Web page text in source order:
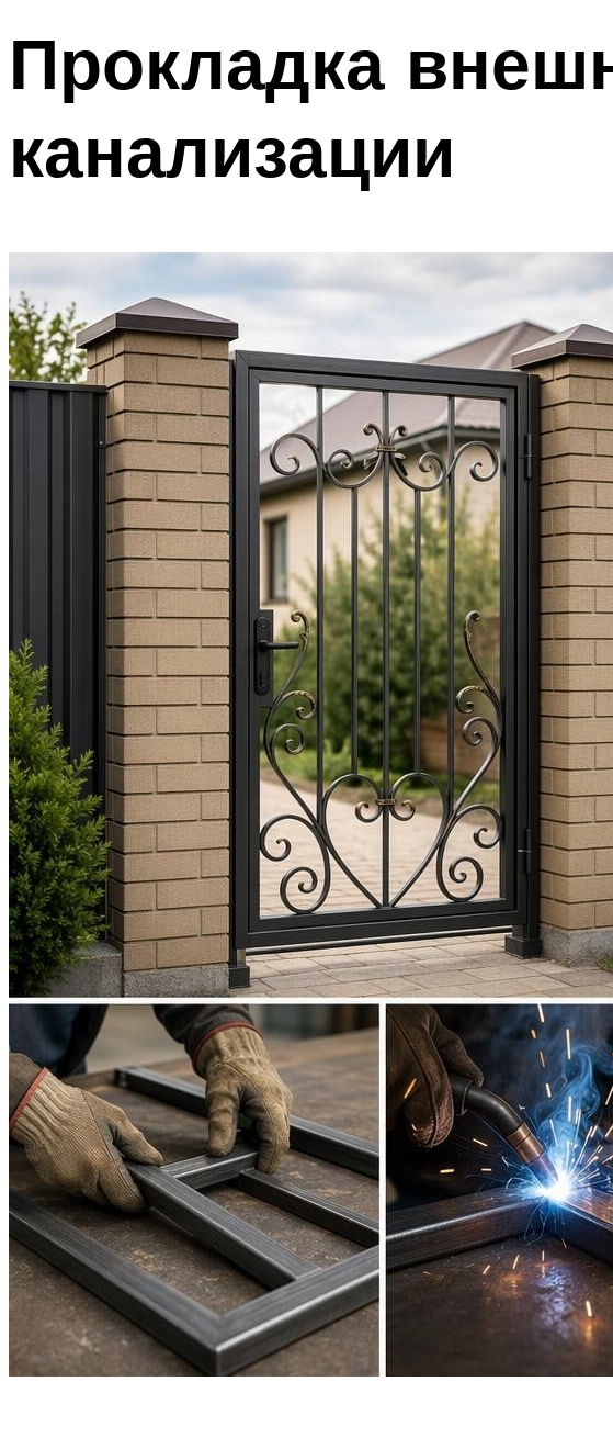
Прокладка
канализации